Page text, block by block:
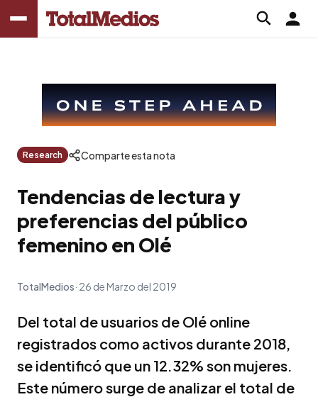
Research Comparte esta nota
Tendencias de lectura y
preferencias del público
femenino en Olé
TotalMedios 26 de Marzo del 2019
Del total de usuarios de Olé online
registrados como activos durante 2018,
se identificó que un 12.32% son mujeres.
Este número surge de analizar el total de